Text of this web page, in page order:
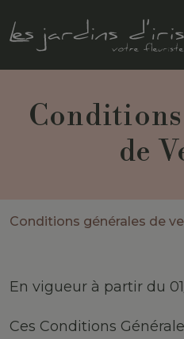
de
Conditions générales de
En vigueur à partir du
Ces Conditions